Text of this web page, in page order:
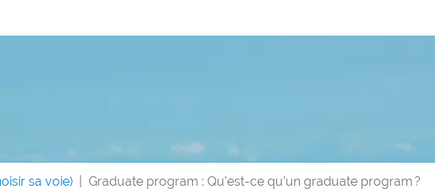
sa voie) Graduate program : Qu’est-ce qu’un graduate program ?